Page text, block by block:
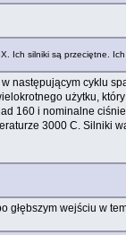
silniki są przeciętne.
cyklu
użytku,
160 i nominalne
3000 C. Silniki
wejściu w